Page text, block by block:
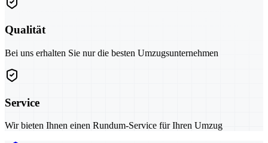
Qualität
Bei uns erhalten Sie nur die besten Umzugsunternehmen
Service
Wir bieten Ihnen einen Rundum-Service für Ihren Umzug